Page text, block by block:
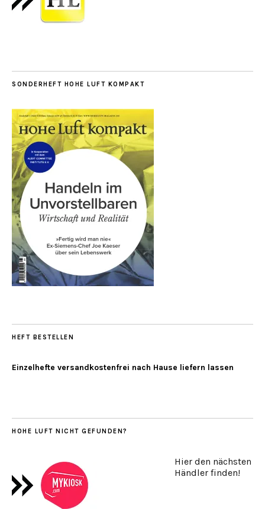
SONDERHEFT HOHE LUFT KOMPAKT
HEFT BESTELLEN
Einzelhefte versandkostenfrei nach Hause liefern lassen
HOHE LUFT NICHT GEFUNDEN?
Hier den nächsten
Händler finden!